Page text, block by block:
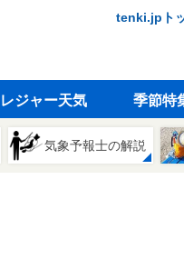
tenki.jpト
レジャー天気 季節特
気象予報士の解説